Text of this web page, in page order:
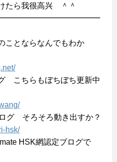
たら我很高兴 ＾＾
とならなんでもわか
こちらもぼちぼち更新中
グ そろそろ動き出すか？
hsk/
HSK網認定ブログで